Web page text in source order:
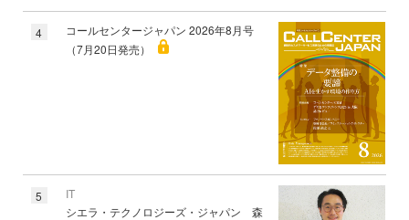
4
コールセンタージャパン 2026年8月号
（7月20日発売）
5
IT
シエラ・テクノロジーズ・ジャパン 森